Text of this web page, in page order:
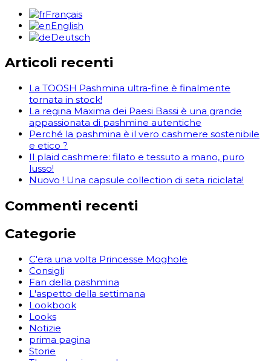
Français
English
Deutsch
Articoli recenti
La TOOSH Pashmina ultra-fine è finalmente
tornata in stock!
La regina Maxima dei Paesi Bassi è una grande
appassionata di pashmine autentiche
Perché la pashmina è il vero cashmere sostenibile
e etico ?
Il plaid cashmere: filato e tessuto a mano, puro
lusso!
Nuovo ! Una capsule collection di seta riciclata!
Commenti recenti
Categorie
C'era una volta Princesse Moghole
Consigli
Fan della pashmina
L'aspetto della settimana
Lookbook
Looks
Notizie
prima pagina
Storie